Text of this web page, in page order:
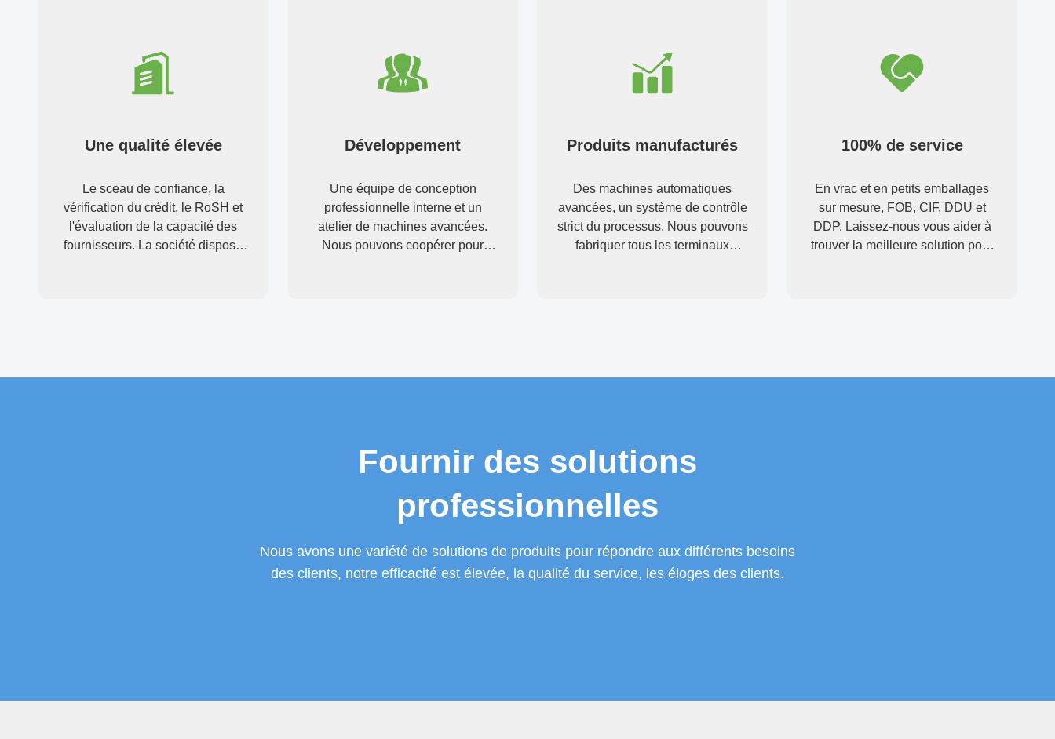
Une qualité élevée
Le sceau de confiance, la
vérification du crédit, le RoSH et
l'évaluation de la capacité des
fournisseurs. La société dispose
Développement
Une équipe de conception
professionnelle interne et un
atelier de machines avancées.
Nous pouvons coopérer pour
Produits manufacturés
Des machines automatiques
avancées, un système de contrôle
strict du processus. Nous pouvons
fabriquer tous les terminaux
100% de service
En vrac et en petits emballages
sur mesure, FOB, CIF, DDU et
DDP. Laissez-nous vous aider à
trouver la meilleure solution pour
Fournir des solutions
professionnelles
Nous avons une variété de solutions de produits pour répondre aux différents besoins
des clients, notre efficacité est élevée, la qualité du service, les éloges des clients.